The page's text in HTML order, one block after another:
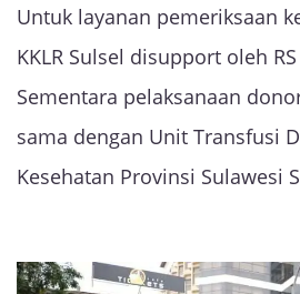
Untuk layanan pemeriksaan
KKLR Sulsel disupport oleh
Sementara pelaksanaan
sama dengan Unit Transfusi
Kesehatan Provinsi Sulawesi